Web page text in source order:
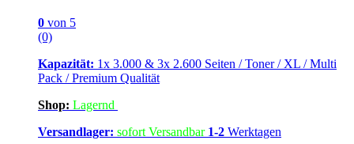
0 von 5
(0)
Kapazität: 1x 3.000 & 3x 2.600 Seiten / Toner / XL / Multi
Pack / Premium Qualität
Shop: Lagernd
Versandlager: sofort Versandbar 1-2 Werktagen